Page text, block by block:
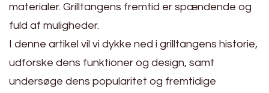
materialer. Grilltangens fremtid er spændende og
fuld af muligheder.
I denne artikel vil vi dykke ned i grilltangens historie,
udforske dens funktioner og design, samt
undersøge dens popularitet og fremtidige